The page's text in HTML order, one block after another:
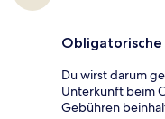
Du wirst darum
Unterkunft beim
Gebühren